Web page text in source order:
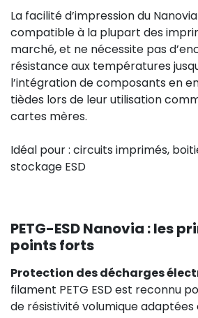
La facilité d’impression du
compatible à la plupart des
marché, et ne nécessite pas
résistance aux températures
l’intégration de composants en
tièdes lors de leur utilisation
cartes mères.
Idéal pour : circuits imprimés,
stockage ESD
PETG-ESD Nanovia : les
points forts
Protection des décharges
filament PETG ESD est reconnu
de résistivité volumique adaptées